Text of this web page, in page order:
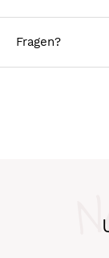
Fragen?